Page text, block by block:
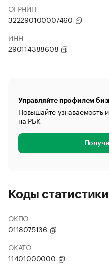
ОГРНИП
322290100007460
ИНН
290114388608
Управляйте профилем
Повышайте узнаваемость
на РБК
Коды статистики
ОКПО
0118075136
ОКАТО
11401000000